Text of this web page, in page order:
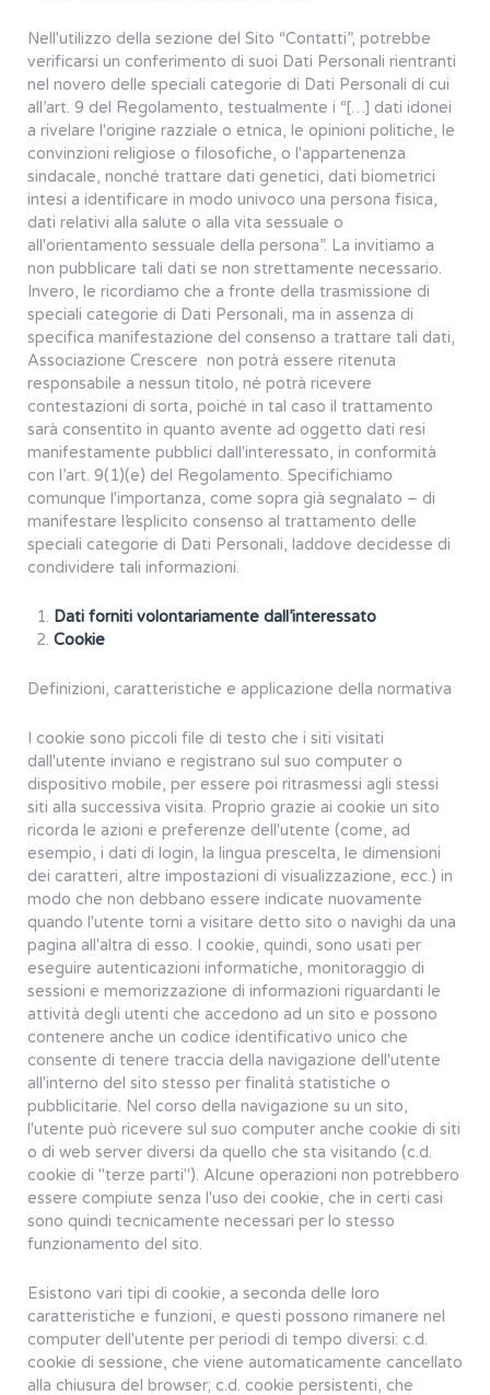
Nell'utilizzo della sezione del Sito “Contatti”, potrebbe
verificarsi un conferimento di suoi Dati Personali rientranti
nel novero delle speciali categorie di Dati Personali di cui
all’art. 9 del Regolamento, testualmente i “[…] dati idonei
a rivelare l'origine razziale o etnica, le opinioni politiche, le
convinzioni religiose o filosofiche, o l'appartenenza
sindacale, nonché trattare dati genetici, dati biometrici
intesi a identificare in modo univoco una persona fisica,
dati relativi alla salute o alla vita sessuale o
all'orientamento sessuale della persona”. La invitiamo a
non pubblicare tali dati se non strettamente necessario.
Invero, le ricordiamo che a fronte della trasmissione di
speciali categorie di Dati Personali, ma in assenza di
specifica manifestazione del consenso a trattare tali dati,
Associazione Crescere non potrà essere ritenuta
responsabile a nessun titolo, né potrà ricevere
contestazioni di sorta, poiché in tal caso il trattamento
sarà consentito in quanto avente ad oggetto dati resi
manifestamente pubblici dall'interessato, in conformità
con l’art. 9(1)(e) del Regolamento. Specifichiamo
comunque l'importanza, come sopra già segnalato – di
manifestare l’esplicito consenso al trattamento delle
speciali categorie di Dati Personali, laddove decidesse di
condividere tali informazioni.
Dati forniti volontariamente dall’interessato
Cookie
Definizioni, caratteristiche e applicazione della normativa
I cookie sono piccoli file di testo che i siti visitati
dall'utente inviano e registrano sul suo computer o
dispositivo mobile, per essere poi ritrasmessi agli stessi
siti alla successiva visita. Proprio grazie ai cookie un sito
ricorda le azioni e preferenze dell'utente (come, ad
esempio, i dati di login, la lingua prescelta, le dimensioni
dei caratteri, altre impostazioni di visualizzazione, ecc.) in
modo che non debbano essere indicate nuovamente
quando l'utente torni a visitare detto sito o navighi da una
pagina all'altra di esso. I cookie, quindi, sono usati per
eseguire autenticazioni informatiche, monitoraggio di
sessioni e memorizzazione di informazioni riguardanti le
attività degli utenti che accedono ad un sito e possono
contenere anche un codice identificativo unico che
consente di tenere traccia della navigazione dell'utente
all'interno del sito stesso per finalità statistiche o
pubblicitarie. Nel corso della navigazione su un sito,
l'utente può ricevere sul suo computer anche cookie di siti
o di web server diversi da quello che sta visitando (c.d.
cookie di "terze parti"). Alcune operazioni non potrebbero
essere compiute senza l'uso dei cookie, che in certi casi
sono quindi tecnicamente necessari per lo stesso
funzionamento del sito.
Esistono vari tipi di cookie, a seconda delle loro
caratteristiche e funzioni, e questi possono rimanere nel
computer dell'utente per periodi di tempo diversi: c.d.
cookie di sessione, che viene automaticamente cancellato
alla chiusura del browser; c.d. cookie persistenti, che